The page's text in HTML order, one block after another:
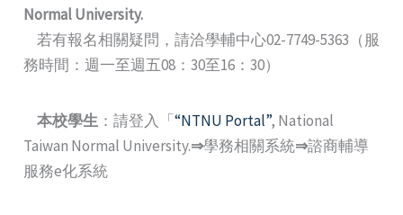
Normal University.
若有報名相關疑問，請洽學輔中心02-7749-5363（服
務時間：週一至週五08：30至16：30）
本校學生：請登入「“NTNU Portal”, National
Taiwan Normal University.⇒學務相關系統⇒諮商輔導
服務e化系統